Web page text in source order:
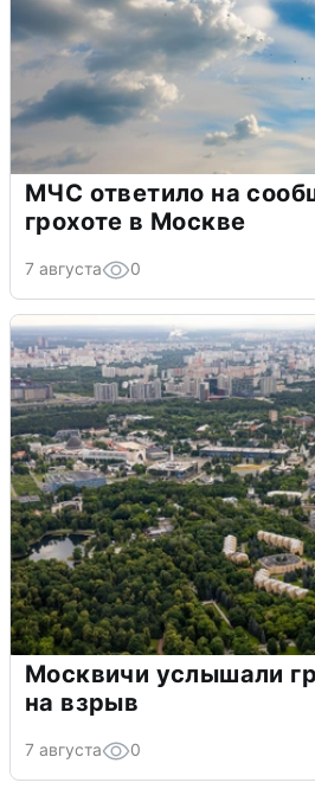
МЧС ответило на
грохоте в Москве
7 августа 0
Москвичи услышали
на взрыв
7 августа 0